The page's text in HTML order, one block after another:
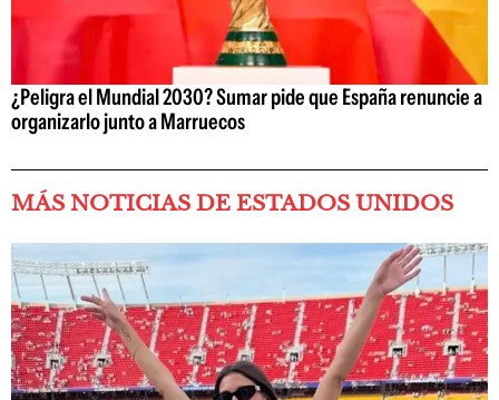
¿Peligra el Mundial 2030? Sumar pide que España renuncie a
organizarlo junto a Marruecos
MÁS NOTICIAS DE ESTADOS UNIDOS